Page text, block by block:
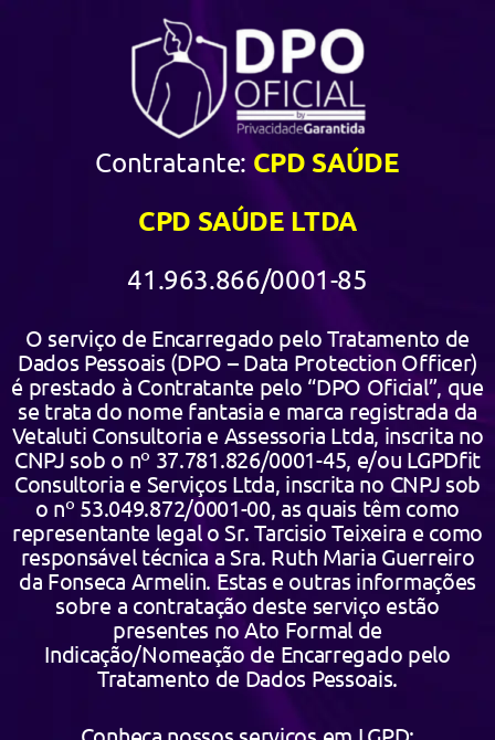
Contratante: CPD SAÚDE
CPD SAÚDE LTDA
41.963.866/0001-85
O serviço de Encarregado pelo Tratamento de
Dados Pessoais (DPO – Data Protection Officer)
é prestado à Contratante pelo “DPO Oficial”, que
se trata do nome fantasia e marca registrada da
Vetaluti Consultoria e Assessoria Ltda, inscrita no
CNPJ sob o nº 37.781.826/0001-45, e/ou LGPDfit
Consultoria e Serviços Ltda, inscrita no CNPJ sob
o nº 53.049.872/0001-00, as quais têm como
representante legal o Sr. Tarcisio Teixeira e como
responsável técnica a Sra. Ruth Maria Guerreiro
da Fonseca Armelin. Estas e outras informações
sobre a contratação deste serviço estão
presentes no Ato Formal de
Indicação/Nomeação de Encarregado pelo
Tratamento de Dados Pessoais.